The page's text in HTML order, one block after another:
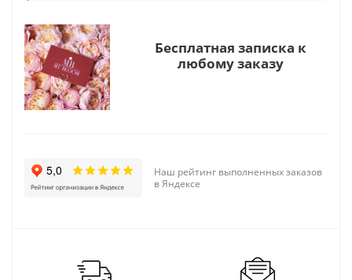
Бесплатная записка к
любому заказу
Наш рейтинг выполненных заказов
в Яндексе